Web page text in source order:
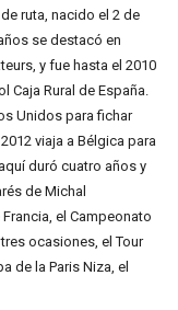
ruta, nacido el 2 de
se destacó en
y fue hasta el 2010
Rural de España.
Unidos para fichar
viaja a Bélgica para
duró cuatro años y
de Michal
el Campeonato
ocasiones, el Tour
de la Paris Niza, el